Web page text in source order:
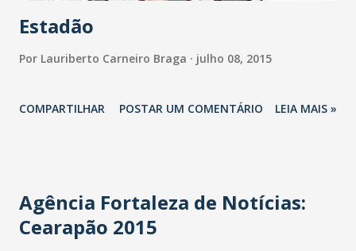
Estadão
Por Lauriberto Carneiro Braga julho 08, 2015
COMPARTILHAR POSTAR UM COMENTÁRIO LEIA MAIS »
Agência Fortaleza de Notícias:
Cearapão 2015